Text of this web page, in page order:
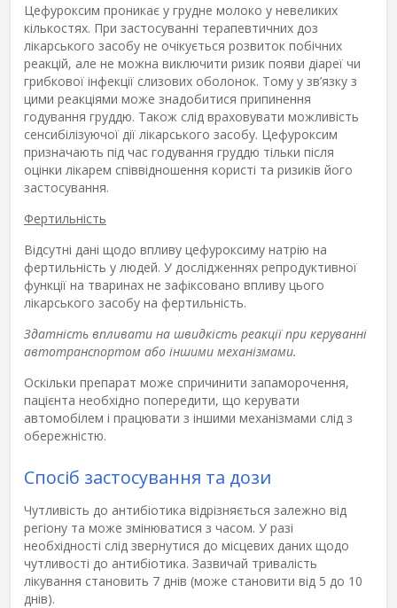
Цефуроксим проникає у грудне молоко у невеликих
кількостях. При застосуванні терапевтичних доз
лікарського засобу не очікується розвиток побічних
реакцій, але не можна виключити ризик появи діареї чи
грибкової інфекції слизових оболонок. Тому у зв’язку з
цими реакціями може знадобитися припинення
годування груддю. Також слід враховувати можливість
сенсибілізуючої дії лікарського засобу. Цефуроксим
призначають під час годування груддю тільки після
оцінки лікарем співвідношення користі та ризиків його
застосування.
Фертильність
Відсутні дані щодо впливу цефуроксиму натрію на
фертильність у людей. У дослідженнях репродуктивної
функції на тваринах не зафіксовано впливу цього
лікарського засобу на фертильність.
Здатність впливати на швидкість реакції при керуванні
автотранспортом або іншими механізмами.
Оскільки препарат може спричинити запаморочення,
пацієнта необхідно попередити, що керувати
автомобілем і працювати з іншими механізмами слід з
обережністю.
Спосіб застосування та дози
Чутливість до антибіотика відрізняється залежно від
регіону та може змінюватися з часом. У разі
необхідності слід звернутися до місцевих даних щодо
чутливості до антибіотика. Зазвичай тривалість
лікування становить 7 днів (може становити від 5 до 10
днів).